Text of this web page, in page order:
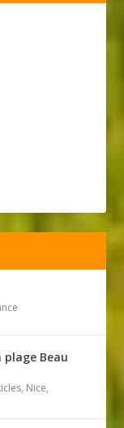
plage Beau
, Nice,